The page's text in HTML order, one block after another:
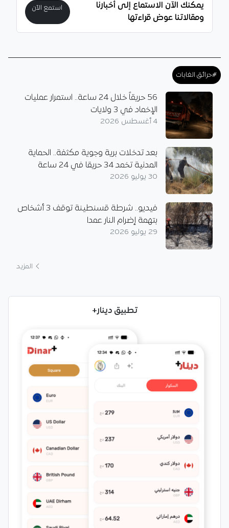
يمكنك الآن الاستماع إلى أخبارنا
ومقالاتنا عوض قراءتها
استمع الآن
#حرائق الغابات
56 حريقاً خلال 24 ساعة.. استمرار عمليات
الإخماد في 3 ولايات
4 أغسطس 2026
بعد تدخلات برية وجوية مكثفة.. الحماية
المدنية تخمد 34 حريقا في 24 ساعة
30 يوليو 2026
فيديو.. شرطة قسنطينة توقف 3 أشخاص
بتهمة إضرام النار عمدا
29 يوليو 2026
المزيد
تطبيق دينار+